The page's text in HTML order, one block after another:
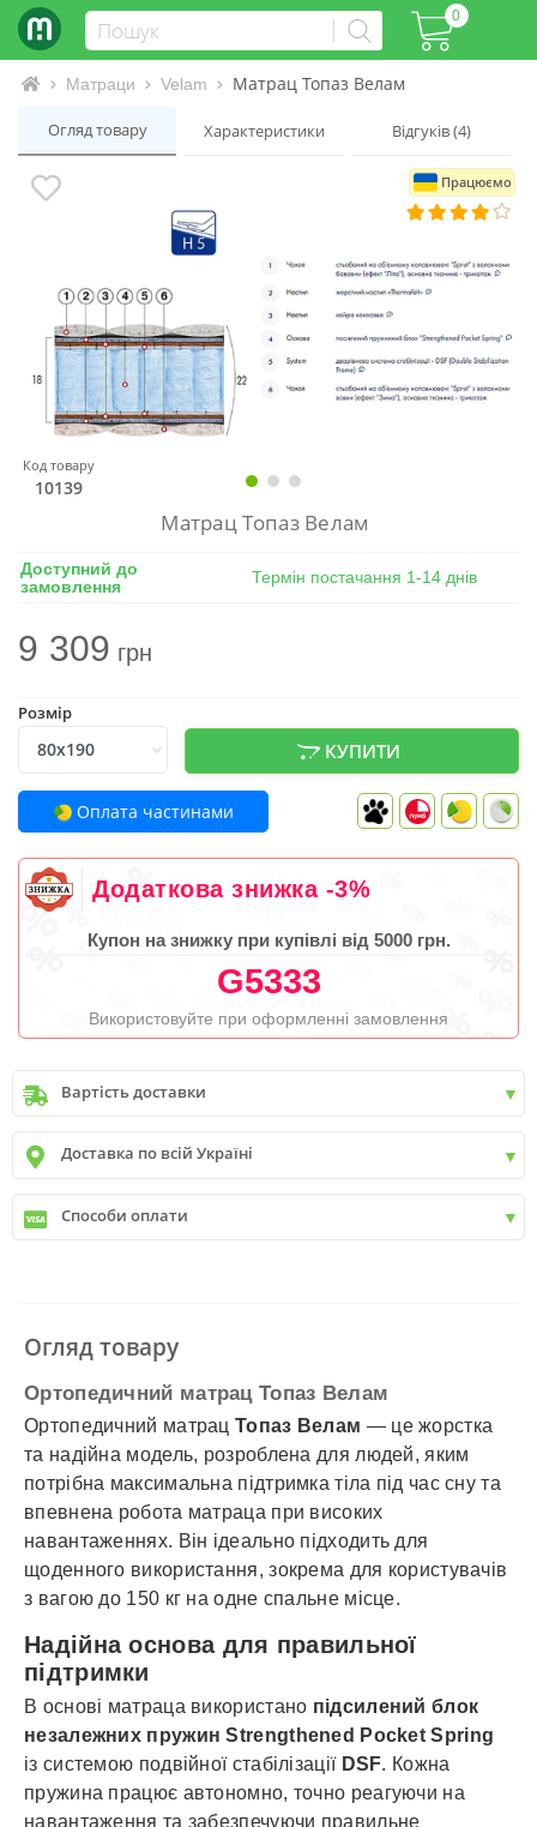
0
Інтернет-магазин матраців та ліжок
Матраци Velam Матрац Топаз Велам
Огляд товару Характеристики Відгуків (4)
Працюємо
Код товару
10139
Матрац Топаз Велам
Доступний до
замовлення
Термін постачання 1-14 днів
9 309грн
Розмір
КУПИТИ
Оплата частинами
Додаткова знижка -3%
Купон на знижку при купівлі від 5000 грн.
G5333
Використовуйте при оформленні замовлення
Вартість доставки
Київдо9999 грн. -400 грн.
Київвід9999 грн - БЕЗКОШТОВНО
Київ передмістя +30 грн\км
Доставка по всій Україні
✓Нова пошта
✓Делівері
✓Автолюкс
Способи оплати
✓ Детальніше
Огляд товару
Ортопедичний матрац Топаз Велам
Ортопедичний матрац Топаз Велам — це жорстка
та надійна модель, розроблена для людей, яким
потрібна максимальна підтримка тіла під час сну та
впевнена робота матраца при високих
навантаженнях. Він ідеально підходить для
щоденного використання, зокрема для користувачів
з вагою до 150 кг на одне спальне місце.
Надійна основа для правильної
підтримки
В основі матраца використано підсилений блок
незалежних пружин Strengthened Pocket Spring
із системою подвійної стабілізації DSF. Кожна
пружина працює автономно, точно реагуючи на
навантаження та забезпечуючи правильне